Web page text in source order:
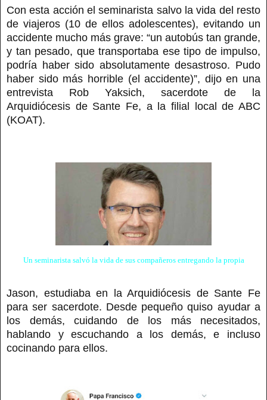
Con esta acción el seminarista salvo la vida del resto
de viajeros (10 de ellos adolescentes), evitando un
accidente mucho más grave: “un autobús tan grande,
y tan pesado, que transportaba ese tipo de impulso,
podría haber sido absolutamente desastroso. Pudo
haber sido más horrible (el accidente)”, dijo en una
entrevista Rob Yaksich, sacerdote de la
Arquidiócesis de Sante Fe, a la filial local de ABC
(KOAT).
Un seminarista salvó la vida de sus compañeros entregando la propia
Jason, estudiaba en la Arquidiócesis de Sante Fe
para ser sacerdote. Desde pequeño quiso ayudar a
los demás, cuidando de los más necesitados,
hablando y escuchando a los demás, e incluso
cocinando para ellos.